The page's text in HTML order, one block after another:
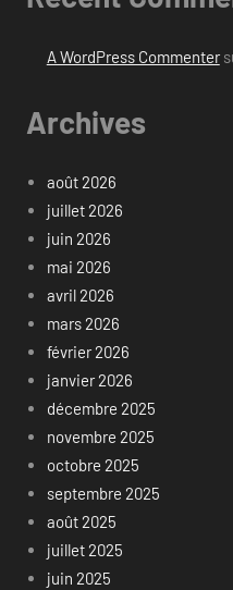
A WordPress Commenter
Archives
août 2026
juillet 2026
juin 2026
mai 2026
avril 2026
mars 2026
février 2026
janvier 2026
décembre 2025
novembre 2025
octobre 2025
septembre 2025
août 2025
juillet 2025
juin 2025